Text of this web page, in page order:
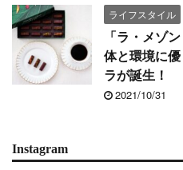
ライフスタイル
「ラ・メゾ
体と環境に
ラが誕生！
2021/10/31
Instagram